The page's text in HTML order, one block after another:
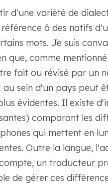
d'une variété de
à des natifs
mots. Je suis
que, comme
fait ou révisé par un
sein d'un pays peut
évidentes. Il existe
comparant les
qui mettent en
Outre la langue,
un traducteur
de gérer ces